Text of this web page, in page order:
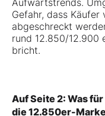
Aufwärtstrends.
Gefahr, dass
abgeschreckt
rund 12.850/12.900
bricht.
Auf Seite 2: Was
die 12.850er-